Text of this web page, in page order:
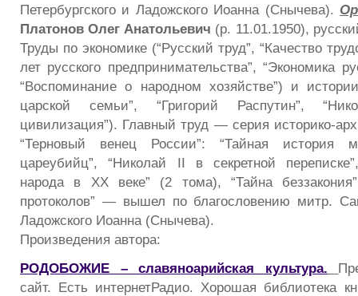
Петербургского и Ладожского Иоанна (Снычева).
Платонов Олег Анатольевич (р. 11.01.1950),
Труды по экономике (“Русский труд”, “Качество
лет русского предпринимательства”, “Экономика
“Воспоминание о народном хозяйстве”) и
царской семьи”, “Григорий Распутин”,
цивилизация”). Главный труд — серия историко-
“Терновый венец России”: “Тайная история
цареубийц”, “Николай II в секретной
народа в XX веке” (2 тома), “Тайна
протоколов” — вышел по благословению митр.
Ладожского Иоанна (Снычева).
Произведения автора:
РОДОБОЖИЕ – славяноарийская культура.
сайт. Есть интернетРадио. Хорошая библиотека